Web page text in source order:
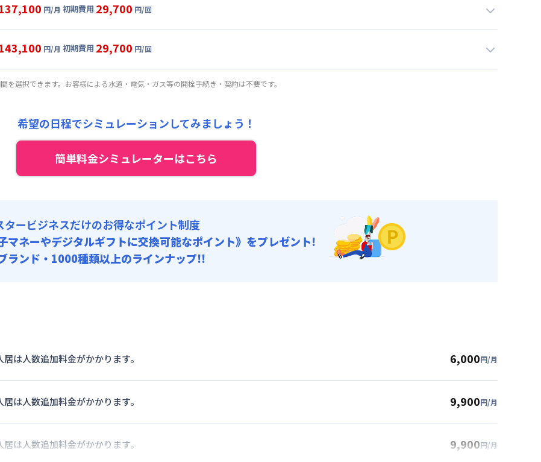
円/月 (3,600円/日)
: 21,000円/月 (700円/日) (税抜)
: 27,000円/回 (税抜)
円/月 初期費用 29,700 円/回
円/月 (3,800円/日)
: 21,000円/月 (700円/日) (税抜)
: 27,000円/回 (税抜)
円/月 初期費用 29,700 円/回
安(30日利用)
27,000円/回 (税抜)
選択できます。お客様による水道・電気・ガス等の開栓手続き・契約は不要です。
希望の日程でシミュレーションしてみましょう！
簡単料金シミュレーターはこちら
タービジネスだけのお得なポイント制度
マネーやデジタルギフトに交換可能なポイント》をプレゼント!
ランド・1000種類以上のラインナップ!!
は人数追加料金がかかります。 6,000円/月
は人数追加料金がかかります。 9,900円/月
は人数追加料金がかかります。 9,900円/月